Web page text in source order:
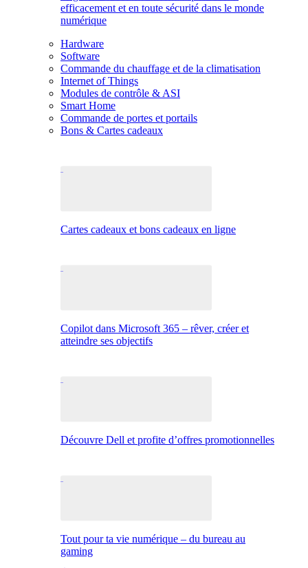
efficacement et en toute sécurité dans le monde
numérique
Hardware
Software
Commande du chauffage et de la climatisation
Internet of Things
Modules de contrôle & ASI
Smart Home
Commande de portes et portails
Bons & Cartes cadeaux
Cartes cadeaux et bons cadeaux en ligne
Copilot dans Microsoft 365 – rêver, créer et
atteindre ses objectifs
Découvre Dell et profite d’offres promotionnelles
Tout pour ta vie numérique – du bureau au
gaming